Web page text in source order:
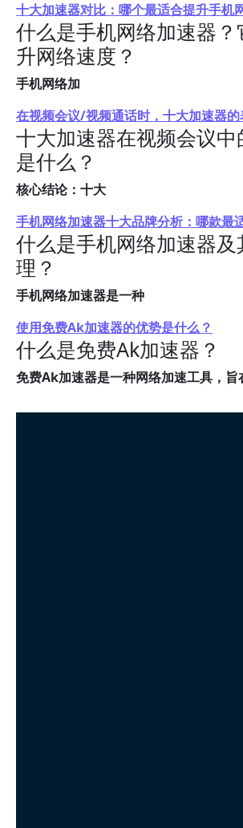
十大加速器对比：哪个最适合提升手机
什么是手机网络加速器？
升网络速度？
手机网络加
在视频会议/视频通话时，十大加速器的
十大加速器在视频会议中
是什么？
核心结论：十大
手机网络加速器十大品牌分析：哪款最
什么是手机网络加速器及
理？
手机网络加速器是一种
使用免费Ak加速器的优势是什么？
什么是免费Ak加速器？
免费Ak加速器是一种网络加速工具，旨